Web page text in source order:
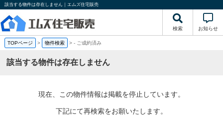
該当する物件は存在しません｜エムズ住宅販売
検索 お知らせ
TOPページ > 物件検索 >- ご成約済み
該当する物件は存在しません
現在、この物件情報は掲載を停止しています。
下記にて再検索をお願いたします。